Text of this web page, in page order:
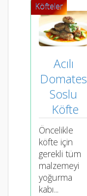
Acılı
Domates
Soslu
Köfte
Öncelikle
köfte için
gerekli tüm
malzemeyi
yoğurma
kabı...
Köfteler